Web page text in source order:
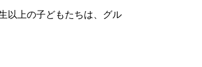
以上の子どもたちは、グル